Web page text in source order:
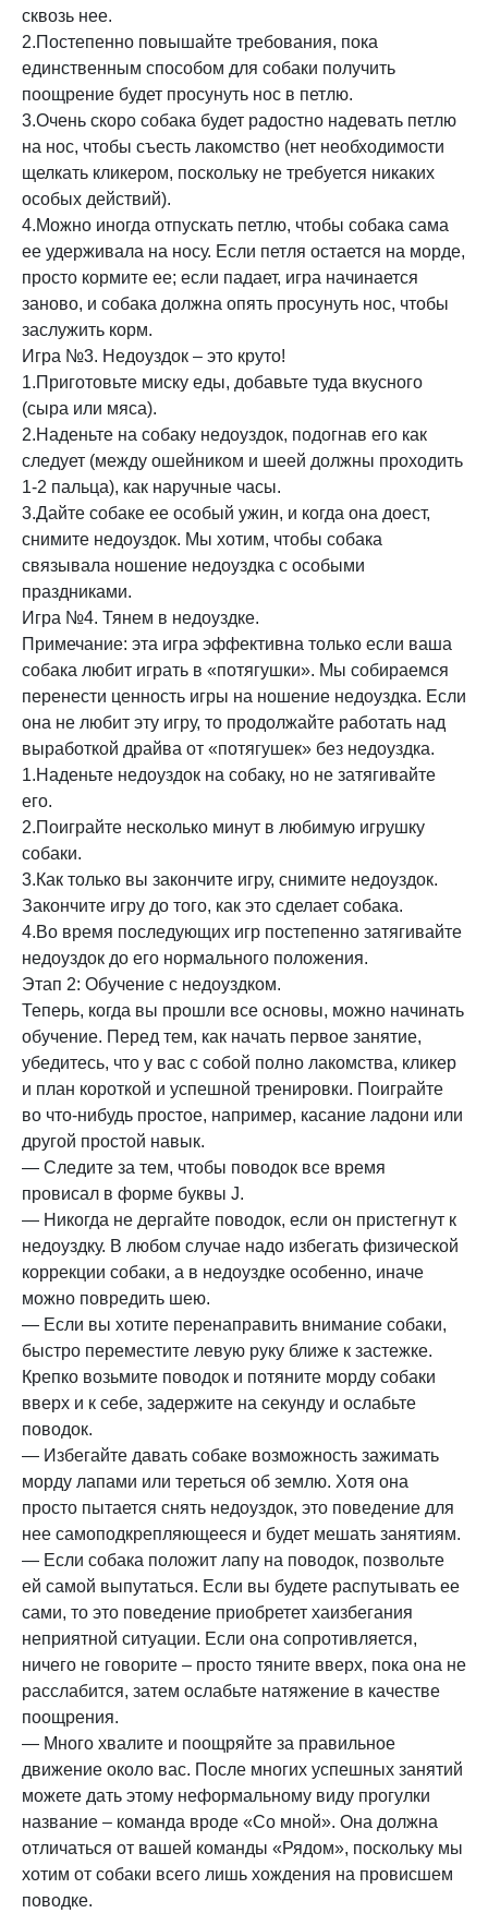
сквозь нее.
2.Постепенно повышайте требования, пока
единственным способом для собаки получить
поощрение будет просунуть нос в петлю.
3.Очень скоро собака будет радостно надевать петлю
на нос, чтобы съесть лакомство (нет необходимости
щелкать кликером, поскольку не требуется никаких
особых действий).
4.Можно иногда отпускать петлю, чтобы собака сама
ее удерживала на носу. Если петля остается на морде,
просто кормите ее; если падает, игра начинается
заново, и собака должна опять просунуть нос, чтобы
заслужить корм.
Игра №3. Недоуздок – это круто!
1.Приготовьте миску еды, добавьте туда вкусного
(сыра или мяса).
2.Наденьте на собаку недоуздок, подогнав его как
следует (между ошейником и шеей должны проходить
1-2 пальца), как наручные часы.
3.Дайте собаке ее особый ужин, и когда она доест,
снимите недоуздок. Мы хотим, чтобы собака
связывала ношение недоуздка с особыми
праздниками.
Игра №4. Тянем в недоуздке.
Примечание: эта игра эффективна только если ваша
собака любит играть в «потягушки». Мы собираемся
перенести ценность игры на ношение недоуздка. Если
она не любит эту игру, то продолжайте работать над
выработкой драйва от «потягушек» без недоуздка.
1.Наденьте недоуздок на собаку, но не затягивайте
его.
2.Поиграйте несколько минут в любимую игрушку
собаки.
3.Как только вы закончите игру, снимите недоуздок.
Закончите игру до того, как это сделает собака.
4.Во время последующих игр постепенно затягивайте
недоуздок до его нормального положения.
Этап 2: Обучение с недоуздком.
Теперь, когда вы прошли все основы, можно начинать
обучение. Перед тем, как начать первое занятие,
убедитесь, что у вас с собой полно лакомства, кликер
и план короткой и успешной тренировки. Поиграйте
во что-нибудь простое, например, касание ладони или
другой простой навык.
— Следите за тем, чтобы поводок все время
провисал в форме буквы J.
— Никогда не дергайте поводок, если он пристегнут к
недоуздку. В любом случае надо избегать физической
коррекции собаки, а в недоуздке особенно, иначе
можно повредить шею.
— Если вы хотите перенаправить внимание собаки,
быстро переместите левую руку ближе к застежке.
Крепко возьмите поводок и потяните морду собаки
вверх и к себе, задержите на секунду и ослабьте
поводок.
— Избегайте давать собаке возможность зажимать
морду лапами или тереться об землю. Хотя она
просто пытается снять недоуздок, это поведение для
нее самоподкрепляющееся и будет мешать занятиям.
— Если собака положит лапу на поводок, позвольте
ей самой выпутаться. Если вы будете распутывать ее
сами, то это поведение приобретет хаизбегания
неприятной ситуации. Если она сопротивляется,
ничего не говорите – просто тяните вверх, пока она не
расслабится, затем ослабьте натяжение в качестве
поощрения.
— Много хвалите и поощряйте за правильное
движение около вас. После многих успешных занятий
можете дать этому неформальному виду прогулки
название – команда вроде «Со мной». Она должна
отличаться от вашей команды «Рядом», поскольку мы
хотим от собаки всего лишь хождения на провисшем
поводке.